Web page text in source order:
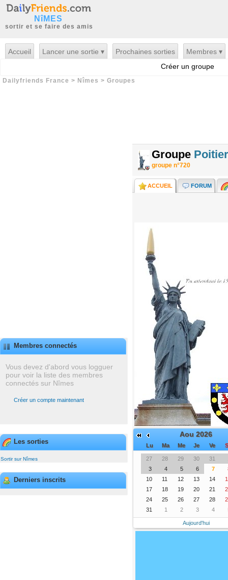
NîMES
sortir et se faire des amis
Accueil Lancer une sortie ▾ Prochaines sorties
Membres ▾
Créer un groupe
Dailyfriends France > Nîmes > Groupes
Membres connectés
Vous devez d'abord vous logguer
pour voir la liste des membres
connectés sur Nîmes
Créer un compte maintenant
Les sorties
Sortir sur Nîmes
Derniers inscrits
Groupe
groupe n°720
ACCUEIL FORUM
Aou 2026
Lu Ma Me Je Ve
27 28 29 30 31
3
4 5 6 7
10
11 12 13 14
17
18 19 20 21
24
25 26 27 28
31
1 2 3 4
Aujourd'hui